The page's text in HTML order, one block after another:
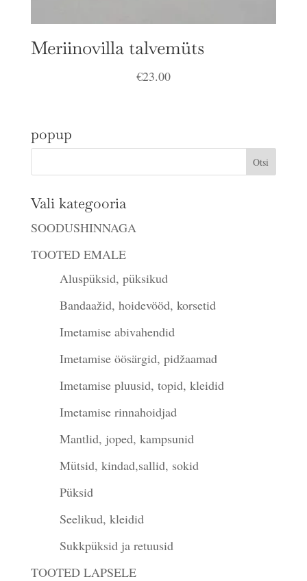
Meriinovilla talvemüts
€23.00
popup
Vali kategooria
SOODUSHINNAGA
TOOTED EMALE
Aluspüksid, püksikud
Bandaažid, hoidevööd, korsetid
Imetamise abivahendid
Imetamise öösärgid, pidžaamad
Imetamise pluusid, topid, kleidid
Imetamise rinnahoidjad
Mantlid, joped, kampsunid
Mütsid, kindad,sallid, sokid
Püksid
Seelikud, kleidid
Sukkpüksid ja retuusid
TOOTED LAPSELE